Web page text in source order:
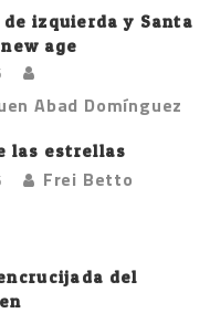
izquierda y Santa
age
Abad Domínguez
las estrellas
Frei Betto
del